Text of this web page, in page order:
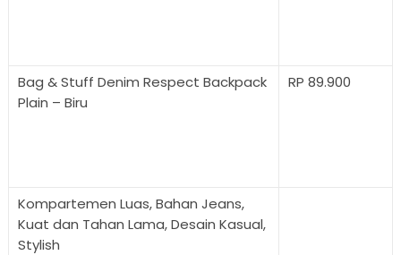
Bag & Stuff Denim Respect Backpack
Plain – Biru
RP 89.900
Kompartemen Luas, Bahan Jeans,
Kuat dan Tahan Lama, Desain Kasual,
Stylish